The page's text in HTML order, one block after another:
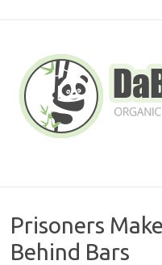
Prisoners
Behind Bars